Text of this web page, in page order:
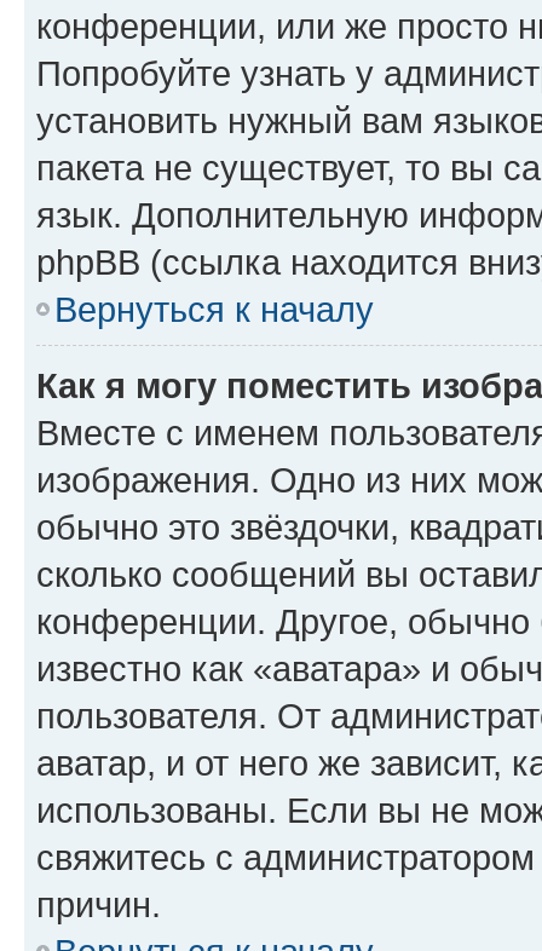
конференции, или же просто
Попробуйте узнать у
установить нужный вам
пакета не существует, то вы
язык. Дополнительную
phpBB (ссылка находится
Вернуться к началу
Как я могу поместить
Вместе с именем
изображения. Одно из них
обычно это звёздочки,
сколько сообщений вы
конференции. Другое,
известно как «аватара» и
пользователя. От
аватар, и от него же зависит,
использованы. Если вы не
свяжитесь с
причин.